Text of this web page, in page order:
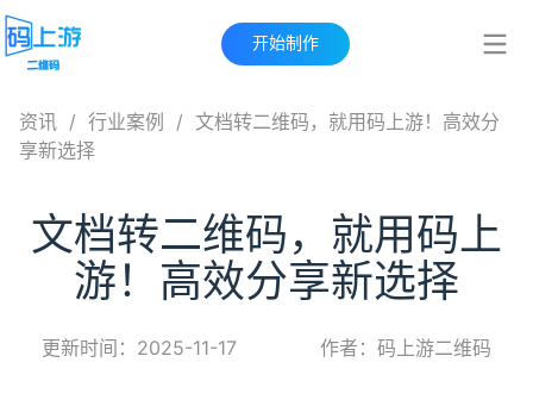
开始制作
资讯 / 行业案例 / 文档转二维码，就用码上游！高效分
享新选择
文档转二维码，就用码上
游！高效分享新选择
更新时间：2025-11-17 作者：码上游二维码